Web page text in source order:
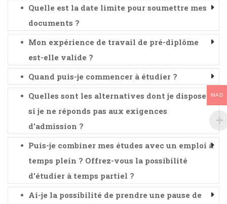
Quelle est la date limite pour soumettre mes
documents ?
Mon expérience de travail de pré-diplôme
est-elle valide ?
Quand puis-je commencer à étudier ?
Quelles sont les alternatives dont je dispose
si je ne réponds pas aux exigences
d'admission ?
Puis-je combiner mes études avec un emploi à
temps plein ? Offrez-vous la possibilité
d'étudier à temps partiel ?
Ai-je la possibilité de prendre une pause de
MAD